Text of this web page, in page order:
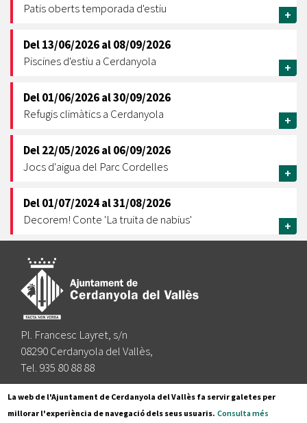
Patis oberts temporada d'estiu
+
Del13/06/2026al08/09/2026
Piscines d'estiu a Cerdanyola
+
Del01/06/2026al30/09/2026
Refugis climàtics a Cerdanyola
+
Del22/05/2026al06/09/2026
Jocs d'aigua del Parc Cordelles
+
Del01/07/2024al31/08/2026
Decorem! Conte 'La truita de nabius'
+
Pl. Francesc Layret, s/n
08290 Cerdanyola del Vallès,
Tel. 935 80 88 88
Segueix-nos a:
La web de l'Ajuntament de Cerdanyola del Vallès fa servir galetes per
millorar l'experiència de navegació dels seus usuaris. Consulta més